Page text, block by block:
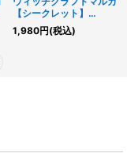
【シークレット】
{RV01-JP024}《モンス
ター》
1,980円(税込)